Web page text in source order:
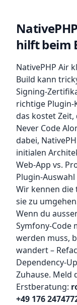
hilft beim
NativePHP Air
Build kann
Signing-
richtige
das kostet Zeit,
Never Code
dabei,
initialen
Web-App vs.
Plugin-
Wir kennen die
sie zu
Wenn du
Symfony-
werden muss,
wandert –
Dependency-
Zuhause. Meld
Erstberatung:
+49 176